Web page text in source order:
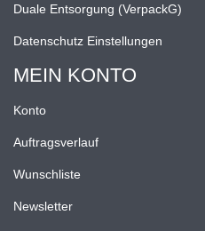
Duale Entsorgung (VerpackG)
Datenschutz Einstellungen
MEIN KONTO
Konto
Auftragsverlauf
Wunschliste
Newsletter